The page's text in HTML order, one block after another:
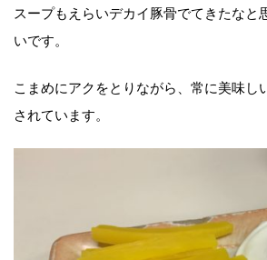
スープもえらいデカイ豚骨でてきたなと
いです。
こまめにアクをとりながら、常に美味し
されています。